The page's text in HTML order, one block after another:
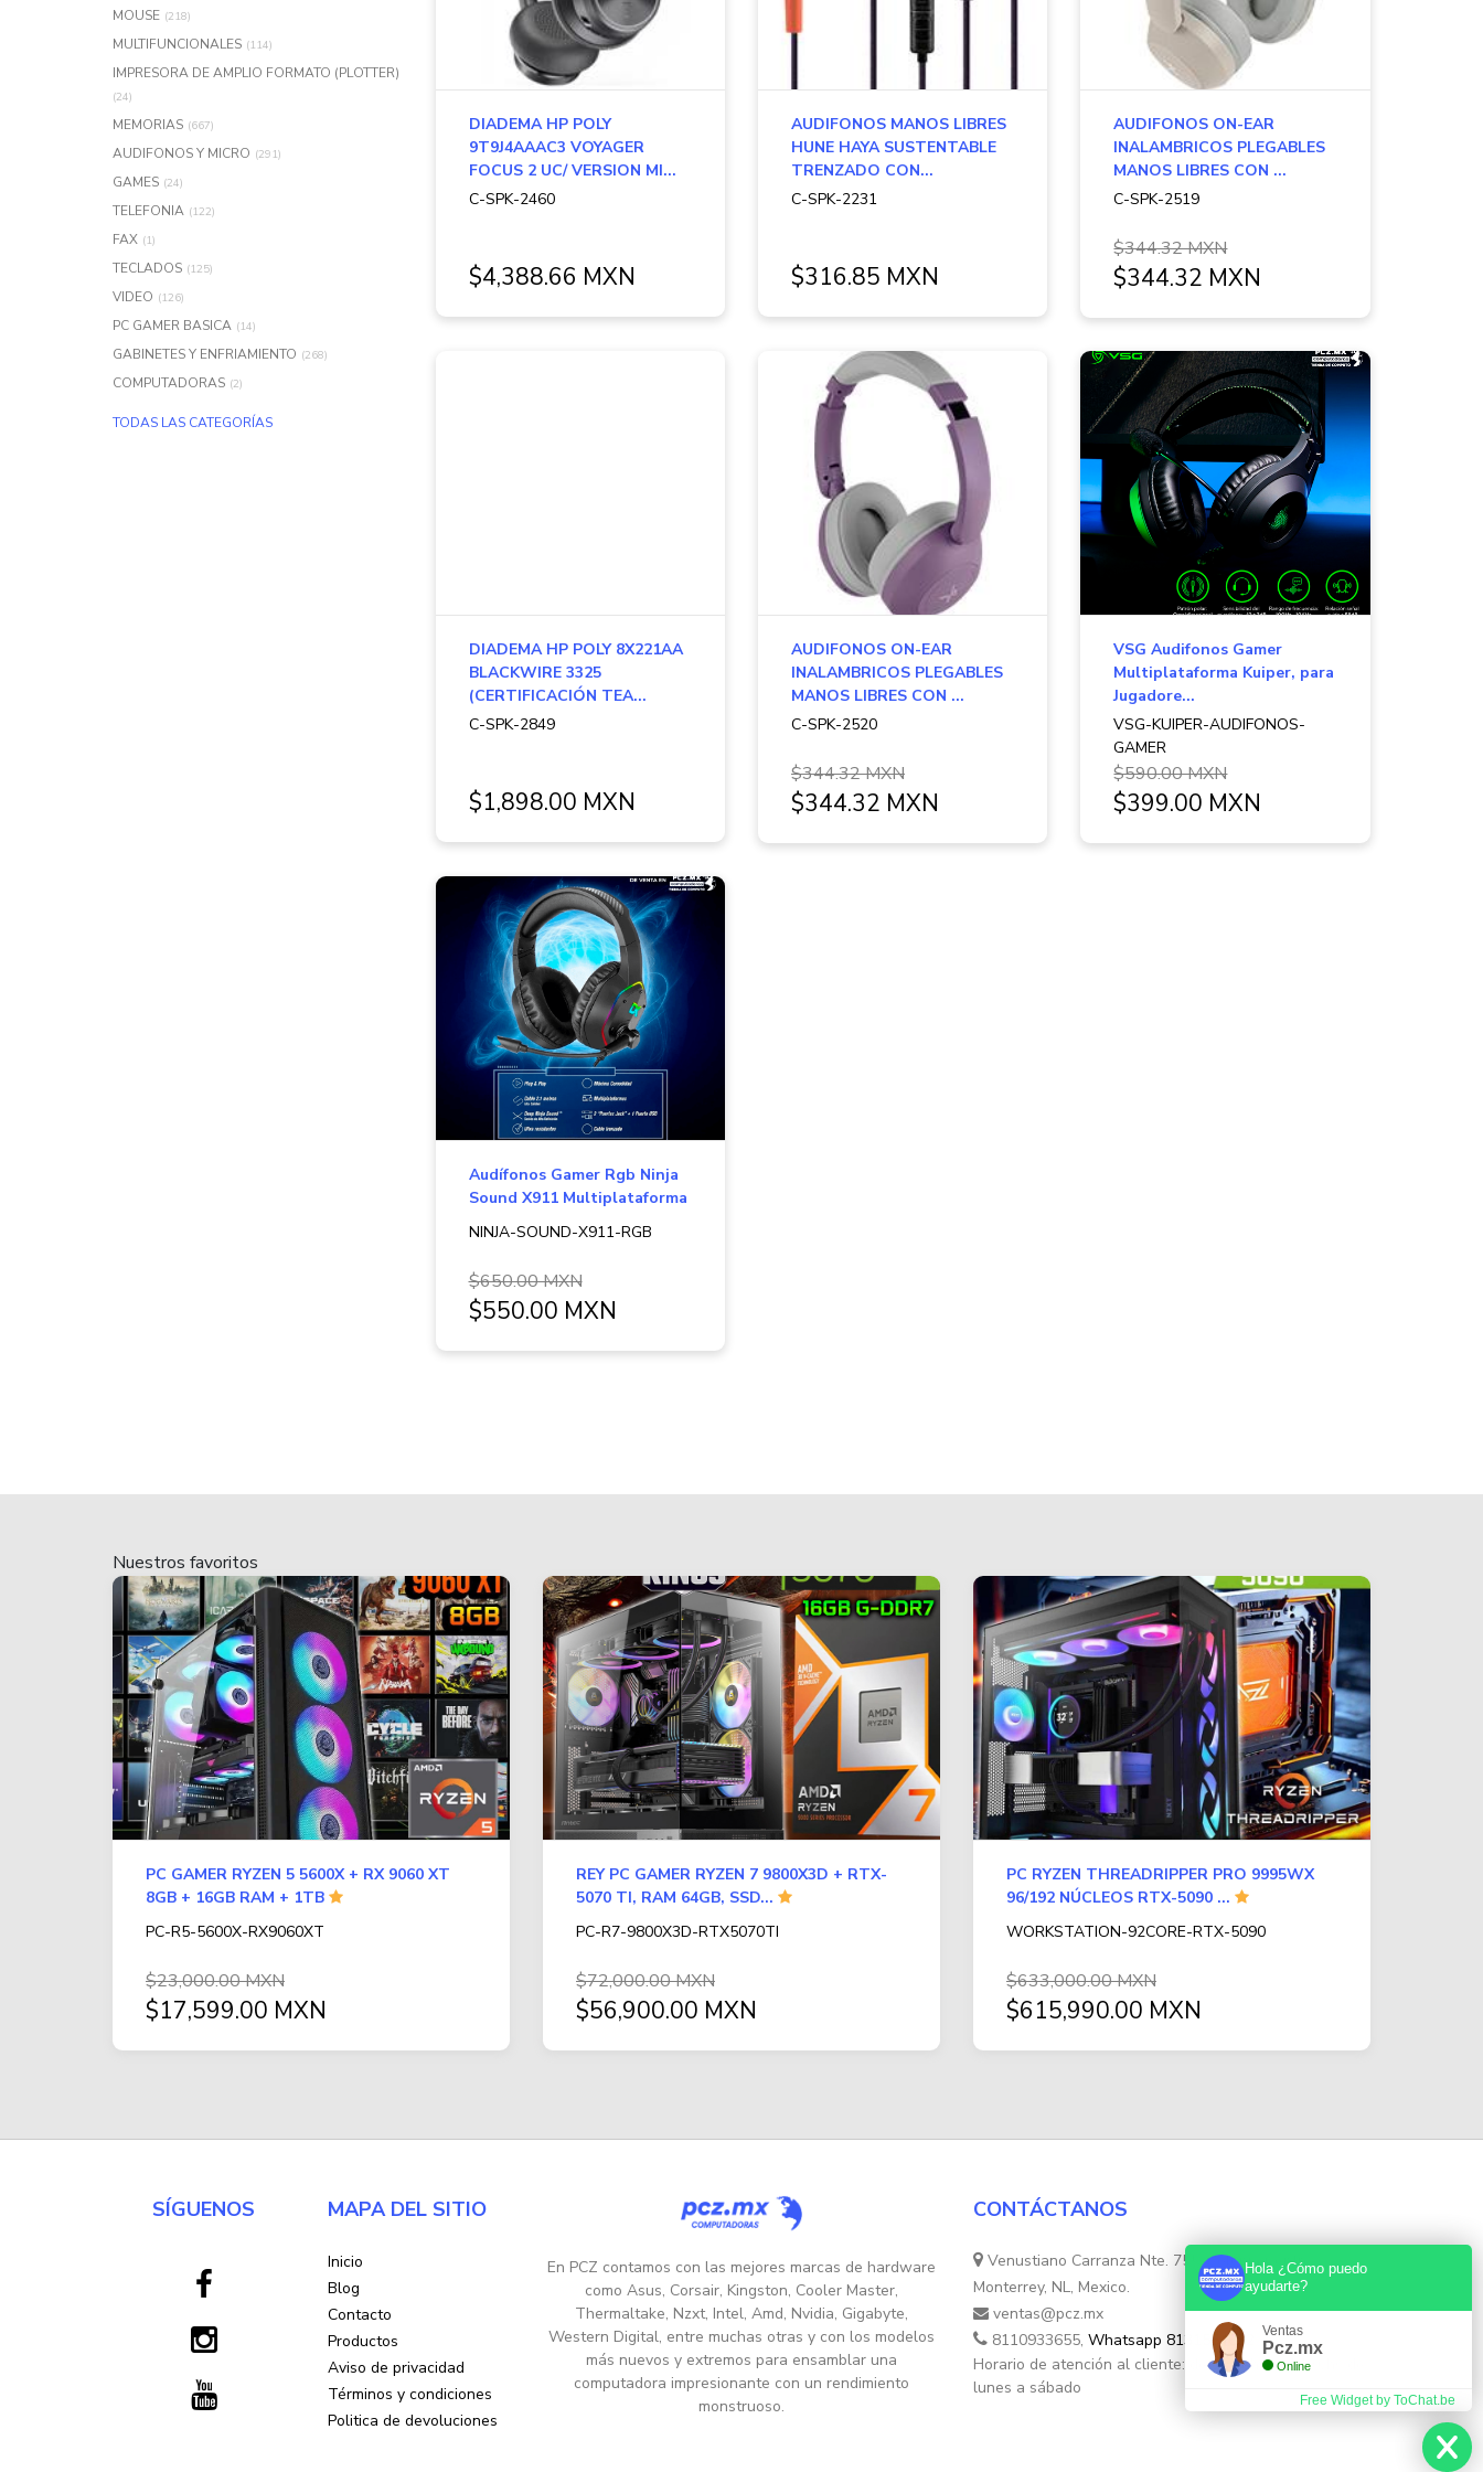
COMPUTADORAS INTEL
COMPUTADORAS AMD
TODAS LAS CATEGORÍAS...
MOUSE (218)
MULTIFUNCIONALES (114)
IMPRESORA DE AMPLIO FORMATO (PLOTTER)
(24)
MEMORIAS (667)
AUDIFONOS Y MICRO (291)
GAMES (24)
TELEFONIA (122)
FAX (1)
TECLADOS (125)
VIDEO (126)
PC GAMER BASICA (14)
GABINETES Y ENFRIAMIENTO (268)
COMPUTADORAS (2)
TODAS LAS CATEGORÍAS
DIADEMA HP POLY
9T9J4AAAC3 VOYAGER
FOCUS 2 UC/ VERSION MI...
C-SPK-2460
$4,388.66 MXN
AUDIFONOS MANOS LIBRES
HUNE HAYA SUSTENTABLE
TRENZADO CON...
C-SPK-2231
$316.85 MXN
AUDIFONOS ON-EAR
INALAMBRICOS PLEGABLES
MANOS LIBRES CON ...
C-SPK-2519
$344.32 MXN
$344.32 MXN
DIADEMA HP POLY 8X221AA
BLACKWIRE 3325
(CERTIFICACIÓN TEA...
C-SPK-2849
$1,898.00 MXN
AUDIFONOS ON-EAR
INALAMBRICOS PLEGABLES
MANOS LIBRES CON ...
C-SPK-2520
$344.32 MXN
$344.32 MXN
VSG Audifonos Gamer
Multiplataforma Kuiper, para
Jugadore...
VSG-KUIPER-AUDIFONOS-
GAMER
$590.00 MXN
$399.00 MXN
Audífonos Gamer Rgb Ninja
Sound X911 Multiplataforma
NINJA-SOUND-X911-RGB
$650.00 MXN
$550.00 MXN
Nuestros favoritos
PC GAMER RYZEN 5 5600X + RX 9060 XT
8GB + 16GB RAM + 1TB
PC-R5-5600X-RX9060XT
$23,000.00 MXN
$17,599.00 MXN
REY PC GAMER RYZEN 7 9800X3D + RTX-
5070 TI, RAM 64GB, SSD...
PC-R7-9800X3D-RTX5070TI
$72,000.00 MXN
$56,900.00 MXN
PC RYZEN THREADRIPPER PRO 9995WX
96/192 NÚCLEOS RTX-5090 ...
WORKSTATION-92CORE-RTX-5090
$633,000.00 MXN
$615,990.00 MXN
SÍGUENOS MAPA DEL SITIO
Inicio
Blog
Contacto
Productos
Aviso de privacidad
Términos y condiciones
Politica de devoluciones
En PCZ contamos con las mejores marcas de hardware
como Asus, Corsair, Kingston, Cooler Master,
Thermaltake, Nzxt, Intel, Amd, Nvidia, Gigabyte,
Western Digital, entre muchas otras y con los modelos
más nuevos y extremos para ensamblar una
computadora impresionante con un rendimiento
monstruoso.
CONTÁCTANOS
Venustiano Carranza Nte. 755, Colonia Centro,
Monterrey, NL, Mexico.
ventas@pcz.mx
8110933655, Whatsapp 8131554632
Horario de atención al cliente: de 10:30hs. a 17:30hs de
lunes a sábado
Hola ¿Cómo puedo
ayudarte?
Ventas
Pcz.mx
Online
Free Widget by ToChat.be